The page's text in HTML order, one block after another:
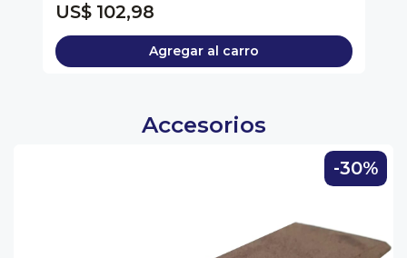
US$ 102,98
Agregar al carro
Accesorios
-30%